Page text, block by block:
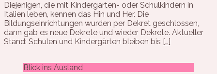
Diejenigen, die mit Kindergarten- oder Schulkindern in
Italien leben, kennen das Hin und Her. Die
Bildungseinrichtungen wurden per Dekret geschlossen,
dann gab es neue Dekrete und wieder Dekrete. Aktueller
Stand: Schulen und Kindergärten bleiben bis […]
Blick ins Ausland